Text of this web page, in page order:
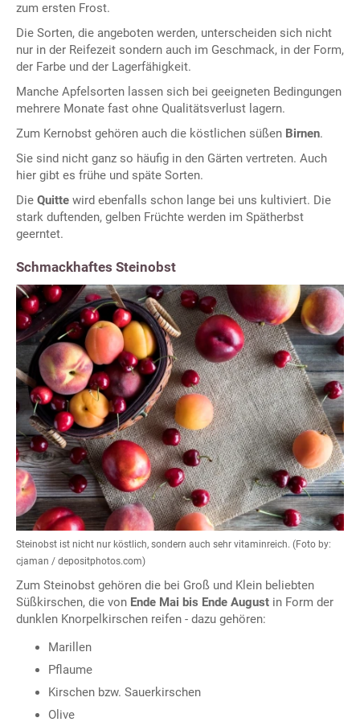
zum ersten Frost.
Die Sorten, die angeboten werden, unterscheiden sich nicht
nur in der Reifezeit sondern auch im Geschmack, in der Form,
der Farbe und der Lagerfähigkeit.
Manche Apfelsorten lassen sich bei geeigneten Bedingungen
mehrere Monate fast ohne Qualitätsverlust lagern.
Zum Kernobst gehören auch die köstlichen süßen Birnen.
Sie sind nicht ganz so häufig in den Gärten vertreten. Auch
hier gibt es frühe und späte Sorten.
Die Quitte wird ebenfalls schon lange bei uns kultiviert. Die
stark duftenden, gelben Früchte werden im Spätherbst
geerntet.
Schmackhaftes Steinobst
Steinobst ist nicht nur köstlich, sondern auch sehr vitaminreich. (Foto by:
cjaman / depositphotos.com)
Zum Steinobst gehören die bei Groß und Klein beliebten
Süßkirschen, die von Ende Mai bis Ende August in Form der
dunklen Knorpelkirschen reifen - dazu gehören:
Marillen
Pflaume
Kirschen bzw. Sauerkirschen
Olive